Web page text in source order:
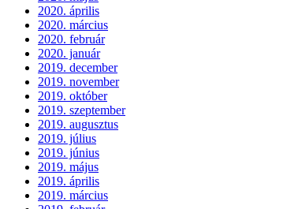
2020. április
2020. március
2020. február
2020. január
2019. december
2019. november
2019. október
2019. szeptember
2019. augusztus
2019. július
2019. június
2019. május
2019. április
2019. március